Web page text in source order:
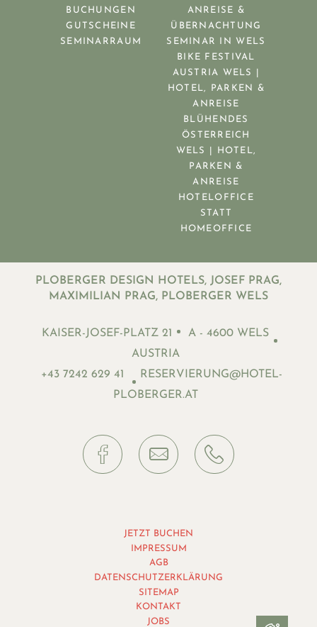
BUCHUNGEN
GUTSCHEINE
SEMINARRAUM
ANREISE &
ÜBERNACHTUNG
SEMINAR IN WELS
BIKE FESTIVAL
AUSTRIA WELS |
HOTEL, PARKEN &
ANREISE
BLÜHENDES
ÖSTERREICH
WELS | HOTEL,
PARKEN &
ANREISE
HOTELOFFICE
STATT
HOMEOFFICE
PLOBERGER DESIGN HOTELS, JOSEF PRAG,
MAXIMILIAN PRAG, PLOBERGER WELS
KAISER-JOSEF-PLATZ 21
A - 4600 WELS
AUSTRIA
+43 7242 629 41
RESERVIERUNG@HOTEL-
PLOBERGER.AT
JETZT BUCHEN
IMPRESSUM
AGB
DATENSCHUTZERKLÄRUNG
SITEMAP
KONTAKT
JOBS